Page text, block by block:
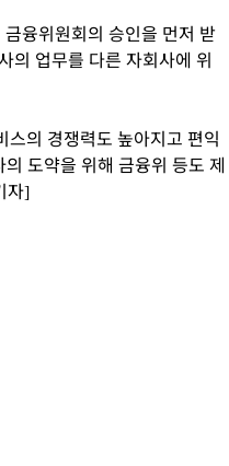
융위원회의 승인을 먼저 받
의 업무를 다른 자회사에 위
의 경쟁력도 높아지고 편익
도약을 위해 금융위 등도 제
자]